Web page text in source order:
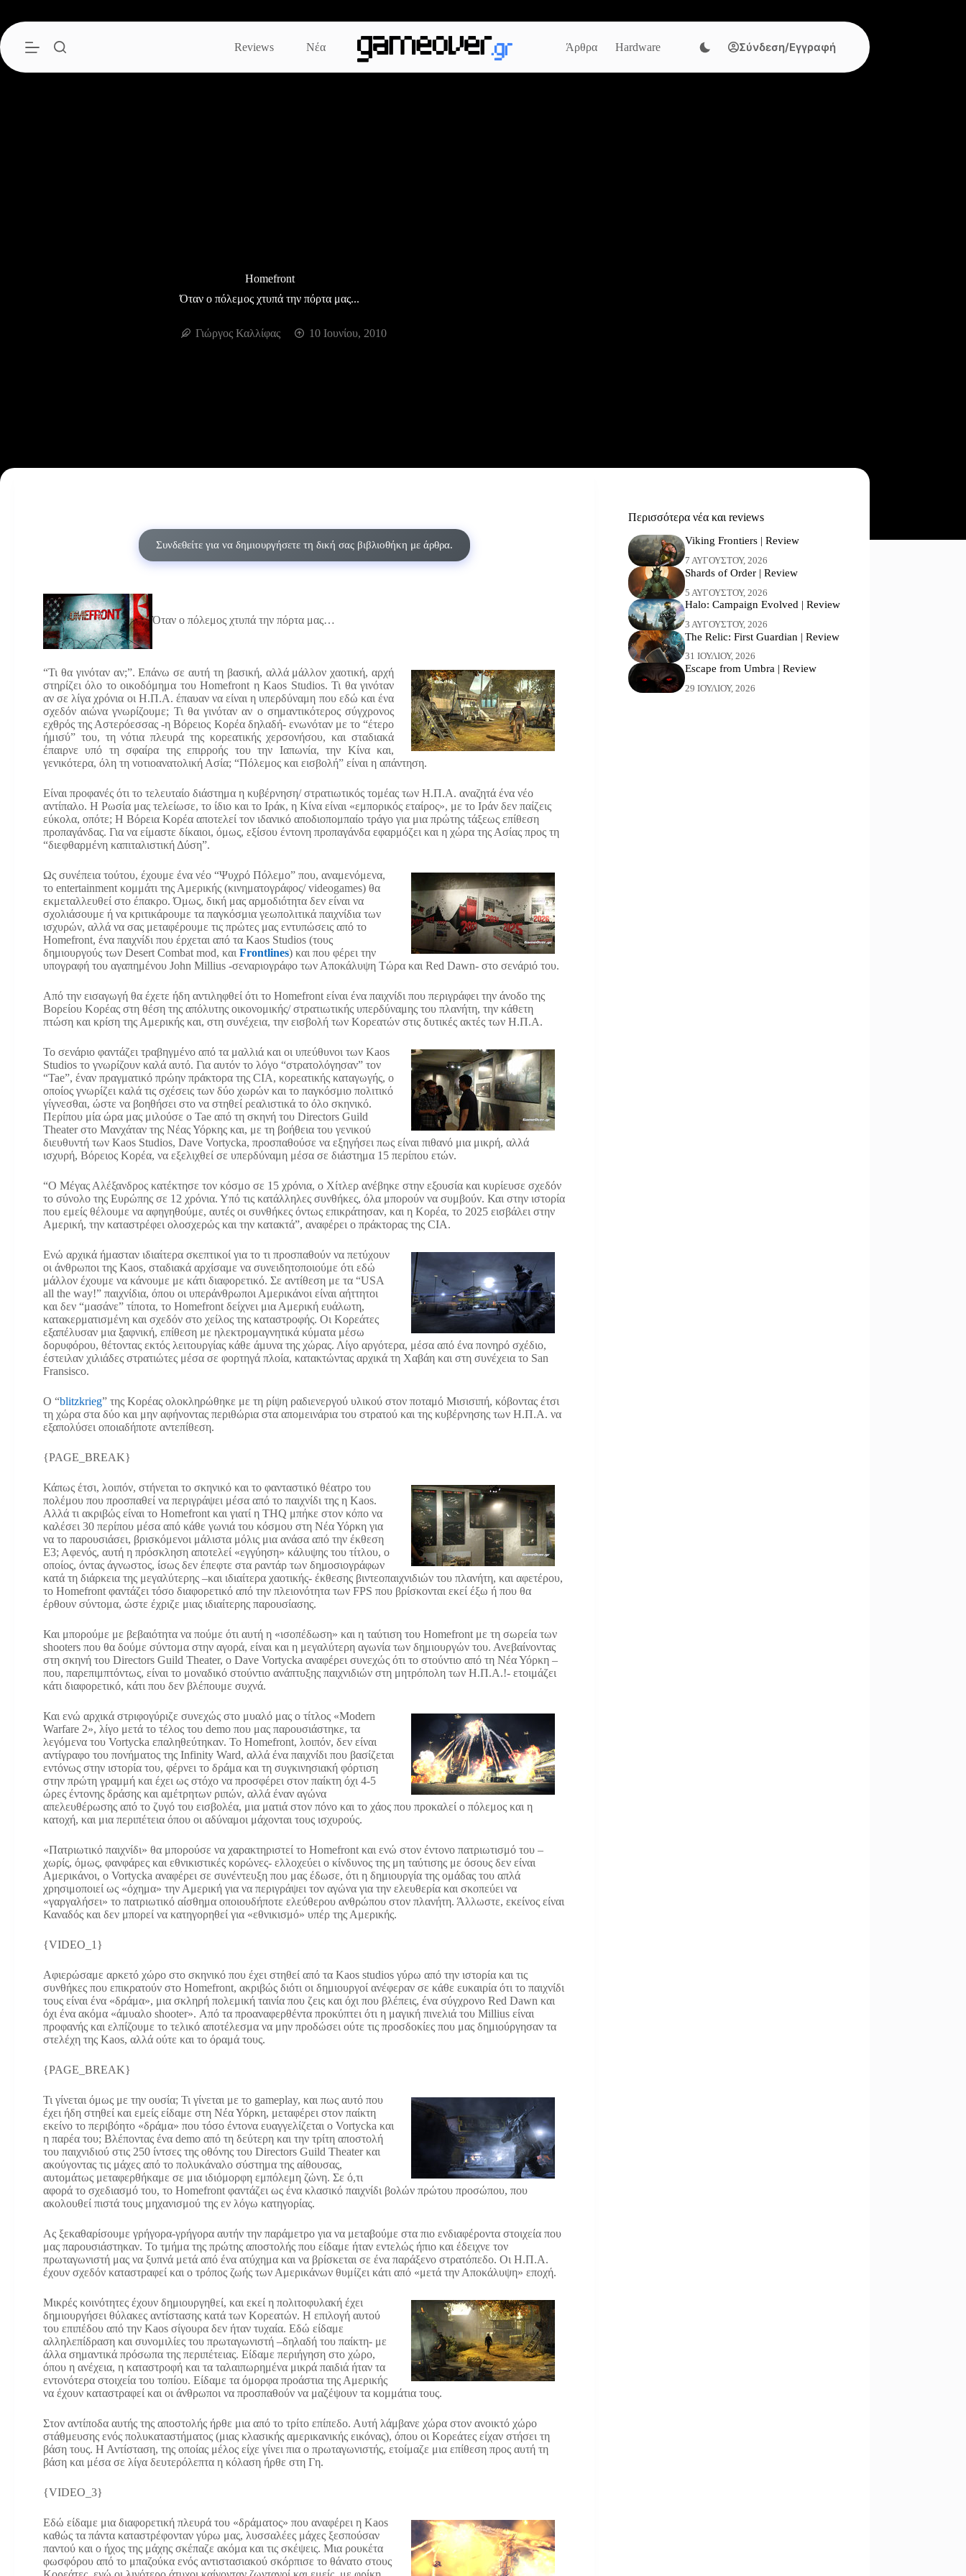
περιεχόμενο
Reviews
Νέα Άρθρα Hardware Σύνδεση/Εγγραφή
Homefront
Όταν ο πόλεμος χτυπά την πόρτα μας...
Γιώργος Καλλίφας 10 Ιουνίου, 2010
Συνδεθείτε για να δημιουργήσετε τη δική σας βιβλιοθήκη με άρθρα.
Όταν ο πόλεμος χτυπά την πόρτα μας…
“Τι θα γινόταν αν;”. Επάνω σε αυτή τη βασική, αλλά μάλλον χαοτική, αρχή
στηρίζει όλο το οικοδόμημα του Homefront η Kaos Studios. Τι θα γινόταν
αν σε λίγα χρόνια οι Η.Π.Α. έπαυαν να είναι η υπερδύναμη που εδώ και ένα
σχεδόν αιώνα γνωρίζουμε; Τι θα γινόταν αν ο σημαντικότερος σύγχρονος
εχθρός της Αστερόεσσας -η Βόρειος Κορέα δηλαδή- ενωνόταν με το “έτερο
ήμισύ” του, τη νότια πλευρά της κορεατικής χερσονήσου, και σταδιακά
έπαιρνε υπό τη σφαίρα της επιρροής του την Ιαπωνία, την Κίνα και,
γενικότερα, όλη τη νοτιοανατολική Ασία; “Πόλεμος και εισβολή” είναι η απάντηση.
Είναι προφανές ότι το τελευταίο διάστημα η κυβέρνηση/ στρατιωτικός τομέας των Η.Π.Α. αναζητά ένα νέο
αντίπαλο. Η Ρωσία μας τελείωσε, το ίδιο και το Ιράκ, η Κίνα είναι «εμπορικός εταίρος», με το Ιράν δεν παίζεις
εύκολα, οπότε; Η Βόρεια Κορέα αποτελεί τον ιδανικό αποδιοπομπαίο τράγο για μια πρώτης τάξεως επίθεση
προπαγάνδας. Για να είμαστε δίκαιοι, όμως, εξίσου έντονη προπαγάνδα εφαρμόζει και η χώρα της Ασίας προς τη
“διεφθαρμένη καπιταλιστική Δύση”.
Ως συνέπεια τούτου, έχουμε ένα νέο “Ψυχρό Πόλεμο” που, αναμενόμενα,
το entertainment κομμάτι της Αμερικής (κινηματογράφος/ videogames) θα
εκμεταλλευθεί στο έπακρο. Όμως, δική μας αρμοδιότητα δεν είναι να
σχολιάσουμε ή να κριτικάρουμε τα παγκόσμια γεωπολιτικά παιχνίδια των
ισχυρών, αλλά να σας μεταφέρουμε τις πρώτες μας εντυπώσεις από το
Homefront, ένα παιχνίδι που έρχεται από τα Kaos Studios (τους
δημιουργούς των Desert Combat mod, και Frontlines) και που φέρει την
υπογραφή του αγαπημένου John Millius -σεναριογράφο των Αποκάλυψη Τώρα και Red Dawn- στο σενάριό του.
Από την εισαγωγή θα έχετε ήδη αντιληφθεί ότι το Homefront είναι ένα παιχνίδι που περιγράφει την άνοδο της
Βορείου Κορέας στη θέση της απόλυτης οικονομικής/ στρατιωτικής υπερδύναμης του πλανήτη, την κάθετη
πτώση και κρίση της Αμερικής και, στη συνέχεια, την εισβολή των Κορεατών στις δυτικές ακτές των Η.Π.Α.
Το σενάριο φαντάζει τραβηγμένο από τα μαλλιά και οι υπεύθυνοι των Kaos
Studios το γνωρίζουν καλά αυτό. Για αυτόν το λόγο “στρατολόγησαν” τον
“Tae”, έναν πραγματικό πρώην πράκτορα της CIA, κορεατικής καταγωγής, ο
οποίος γνωρίζει καλά τις σχέσεις των δύο χωρών και το παγκόσμιο πολιτικό
γίγνεσθαι, ώστε να βοηθήσει στο να στηθεί ρεαλιστικά το όλο σκηνικό.
Περίπου μία ώρα μας μιλούσε ο Tae από τη σκηνή του Directors Guild
Theater στο Μανχάταν της Νέας Υόρκης και, με τη βοήθεια του γενικού
διευθυντή των Kaos Studios, Dave Vortycka, προσπαθούσε να εξηγήσει πως είναι πιθανό μια μικρή, αλλά
ισχυρή, Βόρειος Κορέα, να εξελιχθεί σε υπερδύναμη μέσα σε διάστημα 15 περίπου ετών.
“Ο Μέγας Αλέξανδρος κατέκτησε τον κόσμο σε 15 χρόνια, ο Χίτλερ ανέβηκε στην εξουσία και κυρίευσε σχεδόν
το σύνολο της Ευρώπης σε 12 χρόνια. Υπό τις κατάλληλες συνθήκες, όλα μπορούν να συμβούν. Και στην ιστορία
που εμείς θέλουμε να αφηγηθούμε, αυτές οι συνθήκες όντως επικράτησαν, και η Κορέα, το 2025 εισβάλει στην
Αμερική, την καταστρέφει ολοσχερώς και την κατακτά”, αναφέρει ο πράκτορας της CIA.
Ενώ αρχικά ήμασταν ιδιαίτερα σκεπτικοί για το τι προσπαθούν να πετύχουν
οι άνθρωποι της Kaos, σταδιακά αρχίσαμε να συνειδητοποιούμε ότι εδώ
μάλλον έχουμε να κάνουμε με κάτι διαφορετικό. Σε αντίθεση με τα “USA
all the way!” παιχνίδια, όπου οι υπεράνθρωποι Αμερικάνοι είναι αήττητοι
και δεν “μασάνε” τίποτα, το Homefront δείχνει μια Αμερική ευάλωτη,
κατακερματισμένη και σχεδόν στο χείλος της καταστροφής. Οι Κορεάτες
εξαπέλυσαν μια ξαφνική, επίθεση με ηλεκτρομαγνητικά κύματα μέσω
δορυφόρου, θέτοντας εκτός λειτουργίας κάθε άμυνα της χώρας. Λίγο αργότερα, μέσα από ένα πονηρό σχέδιο,
έστειλαν χιλιάδες στρατιώτες μέσα σε φορτηγά πλοία, κατακτώντας αρχικά τη Χαβάη και στη συνέχεια το San
Fransisco.
O “blitzkrieg” της Κορέας ολοκληρώθηκε με τη ρίψη ραδιενεργού υλικού στον ποταμό Μισισιπή, κόβοντας έτσι
τη χώρα στα δύο και μην αφήνοντας περιθώρια στα απομεινάρια του στρατού και της κυβέρνησης των Η.Π.Α. να
εξαπολύσει οποιαδήποτε αντεπίθεση.
{PAGE_BREAK}
Κάπως έτσι, λοιπόν, στήνεται το σκηνικό και το φανταστικό θέατρο του
πολέμου που προσπαθεί να περιγράψει μέσα από το παιχνίδι της η Kaos.
Αλλά τι ακριβώς είναι το Homefront και γιατί η THQ μπήκε στον κόπο να
καλέσει 30 περίπου μέσα από κάθε γωνιά του κόσμου στη Νέα Υόρκη για
να το παρουσιάσει, βρισκόμενοι μάλιστα μόλις μια ανάσα από την έκθεση
Ε3; Αφενός, αυτή η πρόσκληση αποτελεί «εγγύηση» κάλυψης του τίτλου, ο
οποίος, όντας άγνωστος, ίσως δεν έπεφτε στα ραντάρ των δημοσιογράφων
κατά τη διάρκεια της μεγαλύτερης –και ιδιαίτερα χαοτικής- έκθεσης βιντεοπαιχνιδιών του πλανήτη, και αφετέρου,
το Homefront φαντάζει τόσο διαφορετικό από την πλειονότητα των FPS που βρίσκονται εκεί έξω ή που θα
έρθουν σύντομα, ώστε έχριζε μιας ιδιαίτερης παρουσίασης.
Και μπορούμε με βεβαιότητα να πούμε ότι αυτή η «ισοπέδωση» και η ταύτιση του Homefront με τη σωρεία των
shooters που θα δούμε σύντομα στην αγορά, είναι και η μεγαλύτερη αγωνία των δημιουργών του. Ανεβαίνοντας
στη σκηνή του Directors Guild Theater, o Dave Vortycka αναφέρει συνεχώς ότι το στούντιο από τη Νέα Υόρκη –
που, παρεπιμπτόντως, είναι το μοναδικό στούντιο ανάπτυξης παιχνιδιών στη μητρόπολη των Η.Π.Α.!- ετοιμάζει
κάτι διαφορετικό, κάτι που δεν βλέπουμε συχνά.
Και ενώ αρχικά στριφογύριζε συνεχώς στο μυαλό μας ο τίτλος «Modern
Warfare 2», λίγο μετά το τέλος του demo που μας παρουσιάστηκε, τα
λεγόμενα του Vortycka επαληθεύτηκαν. Το Homefront, λοιπόν, δεν είναι
αντίγραφο του πονήματος της Infinity Ward, αλλά ένα παιχνίδι που βασίζεται
εντόνως στην ιστορία του, φέρνει το δράμα και τη συγκινησιακή φόρτιση
στην πρώτη γραμμή και έχει ως στόχο να προσφέρει στον παίκτη όχι 4-5
ώρες έντονης δράσης και αμέτρητων ριπών, αλλά έναν αγώνα
απελευθέρωσης από το ζυγό του εισβολέα, μια ματιά στον πόνο και το χάος που προκαλεί ο πόλεμος και η
κατοχή, και μια περιπέτεια όπου οι αδύναμοι μάχονται τους ισχυρούς.
«Πατριωτικό παιχνίδι» θα μπορούσε να χαρακτηριστεί το Homefront και ενώ στον έντονο πατριωτισμό του –
χωρίς, όμως, φανφάρες και εθνικιστικές κορώνες- ελλοχεύει ο κίνδυνος της μη ταύτισης με όσους δεν είναι
Αμερικάνοι, ο Vortycka αναφέρει σε συνέντευξη που μας έδωσε, ότι η δημιουργία της ομάδας του απλά
χρησιμοποιεί ως «όχημα» την Αμερική για να περιγράψει τον αγώνα για την ελευθερία και σκοπεύει να
«γαργαλήσει» το πατριωτικό αίσθημα οποιουδήποτε ελεύθερου ανθρώπου στον πλανήτη. Άλλωστε, εκείνος είναι
Καναδός και δεν μπορεί να κατηγορηθεί για «εθνικισμό» υπέρ της Αμερικής.
{VIDEO_1}
Αφιερώσαμε αρκετό χώρο στο σκηνικό που έχει στηθεί από τα Kaos studios γύρω από την ιστορία και τις
συνθήκες που επικρατούν στο Homefront, ακριβώς διότι οι δημιουργοί ανέφεραν σε κάθε ευκαιρία ότι το παιχνίδι
τους είναι ένα «δράμα», μια σκληρή πολεμική ταινία που ζεις και όχι που βλέπεις, ένα σύγχρονο Red Dawn και
όχι ένα ακόμα «άμυαλο shooter». Από τα προαναφερθέντα προκύπτει ότι η μαγική πινελιά του Millius είναι
προφανής και ελπίζουμε το τελικό αποτέλεσμα να μην προδώσει ούτε τις προσδοκίες που μας δημιούργησαν τα
στελέχη της Kaos, αλλά ούτε και το όραμά τους.
{PAGE_BREAK}
Τι γίνεται όμως με την ουσία; Τι γίνεται με το gameplay, και πως αυτό που
έχει ήδη στηθεί και εμείς είδαμε στη Νέα Υόρκη, μεταφέρει στον παίκτη
εκείνο το περιβόητο «δράμα» που τόσο έντονα ευαγγελίζεται ο Vortycka και
η παρέα του; Βλέποντας ένα demo από τη δεύτερη και την τρίτη αποστολή
του παιχνιδιού στις 250 ίντσες της οθόνης του Directors Guild Theater και
ακούγοντας τις μάχες από το πολυκάναλο σύστημα της αίθουσας,
αυτομάτως μεταφερθήκαμε σε μια ιδιόμορφη εμπόλεμη ζώνη. Σε ό,τι
αφορά το σχεδιασμό του, το Homefront φαντάζει ως ένα κλασικό παιχνίδι βολών πρώτου προσώπου, που
ακολουθεί πιστά τους μηχανισμού της εν λόγω κατηγορίας.
Ας ξεκαθαρίσουμε γρήγορα-γρήγορα αυτήν την παράμετρο για να μεταβούμε στα πιο ενδιαφέροντα στοιχεία που
μας παρουσιάστηκαν. Το τμήμα της πρώτης αποστολής που είδαμε ήταν εντελώς ήπιο και έδειχνε τον
πρωταγωνιστή μας να ξυπνά μετά από ένα ατύχημα και να βρίσκεται σε ένα παράξενο στρατόπεδο. Οι Η.Π.Α.
έχουν σχεδόν καταστραφεί και ο τρόπος ζωής των Αμερικάνων θυμίζει κάτι από «μετά την Αποκάλυψη» εποχή.
Μικρές κοινότητες έχουν δημιουργηθεί, και εκεί η πολιτοφυλακή έχει
δημιουργήσει θύλακες αντίστασης κατά των Κορεατών. Η επιλογή αυτού
του επιπέδου από την Kaos σίγουρα δεν ήταν τυχαία. Εδώ είδαμε
αλληλεπίδραση και συνομιλίες του πρωταγωνιστή –δηλαδή του παίκτη- με
άλλα σημαντικά πρόσωπα της περιπέτειας. Είδαμε περιήγηση στο χώρο,
όπου η ανέχεια, η καταστροφή και τα ταλαιπωρημένα μικρά παιδιά ήταν τα
εντονότερα στοιχεία του τοπίου. Είδαμε τα όμορφα προάστια της Αμερικής
να έχουν καταστραφεί και οι άνθρωποι να προσπαθούν να μαζέψουν τα κομμάτια τους.
Στον αντίποδα αυτής της αποστολής ήρθε μια από το τρίτο επίπεδο. Αυτή λάμβανε χώρα στον ανοικτό χώρο
στάθμευσης ενός πολυκαταστήματος (μιας κλασικής αμερικανικής εικόνας), όπου οι Κορεάτες είχαν στήσει τη
βάση τους. Η Αντίσταση, της οποίας μέλος είχε γίνει πια ο πρωταγωνιστής, ετοίμαζε μια επίθεση προς αυτή τη
βάση και μέσα σε λίγα δευτερόλεπτα η κόλαση ήρθε στη Γη.
{VIDEO_3}
Εδώ είδαμε μια διαφορετική πλευρά του «δράματος» που αναφέρει η Kaos
καθώς τα πάντα καταστρέφονταν γύρω μας, λυσσαλέες μάχες ξεσπούσαν
παντού και ο ήχος της μάχης σκέπαζε ακόμα και τις σκέψεις. Μια ρουκέτα
φωσφόρου από το μπαζούκα ενός αντιστασιακού σκόρπισε το θάνατο στους
Περισσότερα νέα και reviews
Viking Frontiers | Review
7 ΑΥΓΟΎΣΤΟΥ, 2026
Shards of Order | Review
5 ΑΥΓΟΎΣΤΟΥ, 2026
Halo: Campaign Evolved | Review
3 ΑΥΓΟΎΣΤΟΥ, 2026
The Relic: First Guardian | Review
31 ΙΟΥΛΊΟΥ, 2026
Escape from Umbra | Review
29 ΙΟΥΛΊΟΥ, 2026